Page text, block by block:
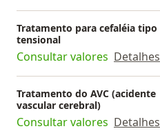
Tratamento para cefaléia tipo
tensional
Consultar valores Detalhes
Tratamento do AVC (acidente
vascular cerebral)
Consultar valores Detalhes